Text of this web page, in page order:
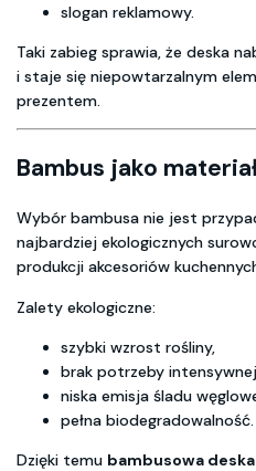
slogan reklamowy.
Taki zabieg sprawia, że deska
i staje się niepowtarzalnym
prezentem.
Bambus jako
Wybór bambusa nie jest
najbardziej ekologicznych
produkcji akcesoriów
Zalety ekologiczne:
szybki wzrost rośliny,
brak potrzeby
niska emisja śladu
pełna biodegradowalność.
Dzięki temu bambusowa